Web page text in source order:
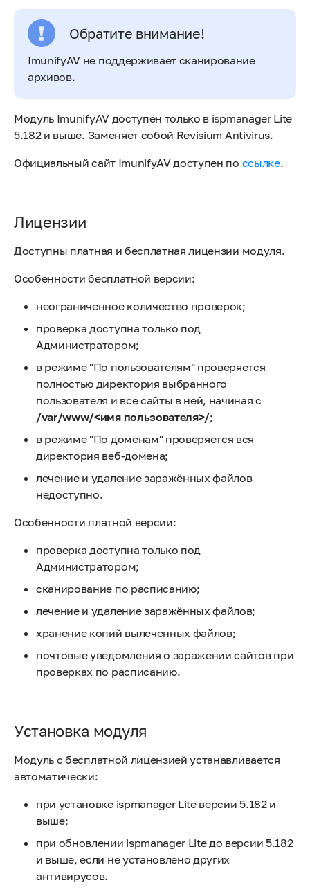
Обратите внимание!
ImunifyAV не поддерживает сканирование
архивов.
Модуль ImunifyAV доступен только в ispmanager Lite
5.182 и выше. Заменяет собой Revisium Antivirus.
Официальный сайт ImunifyAV доступен по ссылке.
Лицензии
Доступны платная и бесплатная лицензии модуля.
Особенности бесплатной версии:
неограниченное количество проверок;
проверка доступна только под
Администратором;
в режиме "По пользователям" проверяется
полностью директория выбранного
пользователя и все сайты в ней, начиная с
/var/www/<имя пользователя>/;
в режиме "По доменам" проверяется вся
директория веб-домена;
лечение и удаление заражённых файлов
недоступно.
Особенности платной версии:
проверка доступна только под
Администратором;
сканирование по расписанию;
лечение и удаление заражённых файлов;
хранение копий вылеченных файлов;
почтовые уведомления о заражении сайтов при
проверках по расписанию.
Установка модуля
Модуль с бесплатной лицензией устанавливается
автоматически:
при установке ispmanager Lite версии 5.182 и
выше;
при обновлении ispmanager Lite до версии 5.182
и выше, если не установлено других
антивирусов.